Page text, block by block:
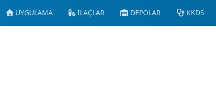
UYGULAMA İLAÇLAR DEPOLAR KKDS